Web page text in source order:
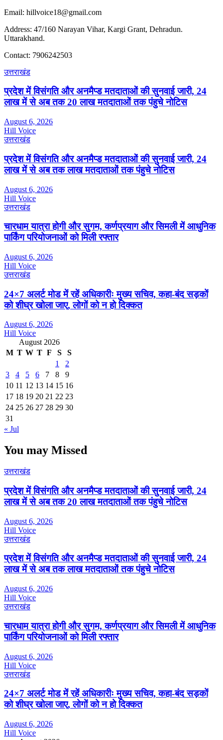
Email: hillvoice18@gmail.com
Address: 47/160 Narayan Vihar, Kargi Grant, Dehradun.
Uttarakhand.
Contact: 7906242503
उत्तराखंड
प्रदेश में विसंगति और अनमैप्ड मतदाताओं की सुनवाई जारी, 24
लाख में से अब तक 20 लाख मतदाताओं तक पंहुचे नोटिस
August 6, 2026
Hill Voice
उत्तराखंड
प्रदेश में विसंगति और अनमैप्ड मतदाताओं की सुनवाई जारी, 24
लाख में से अब तक लाख मतदाताओं तक पंहुचे नोटिस
August 6, 2026
Hill Voice
उत्तराखंड
चारधाम यात्रा होगी और सुगम, कर्णप्रयाग और सिमली में आधुनिक
पार्किंग परियोजनाओं को मिली रफ्तार
August 6, 2026
Hill Voice
उत्तराखंड
24×7 अलर्ट मोड में रहें अधिकारीः मुख्य सचिव, कहा-बंद सड़कों
को शीघ्र खोला जाए, लोगों को न हो दिक्कत
August 6, 2026
Hill Voice
August 2026
M T W T F S
S
1
2
3
4 5 6 7 8
9
10 11 12 13 14 15 16
17 18 19 20 21 22 23
24 25 26 27 28 29 30
31
« Jul
You may Missed
उत्तराखंड
प्रदेश में विसंगति और अनमैप्ड मतदाताओं की सुनवाई जारी, 24
लाख में से अब तक 20 लाख मतदाताओं तक पंहुचे नोटिस
August 6, 2026
Hill Voice
उत्तराखंड
प्रदेश में विसंगति और अनमैप्ड मतदाताओं की सुनवाई जारी, 24
लाख में से अब तक लाख मतदाताओं तक पंहुचे नोटिस
August 6, 2026
Hill Voice
उत्तराखंड
चारधाम यात्रा होगी और सुगम, कर्णप्रयाग और सिमली में आधुनिक
पार्किंग परियोजनाओं को मिली रफ्तार
August 6, 2026
Hill Voice
उत्तराखंड
24×7 अलर्ट मोड में रहें अधिकारीः मुख्य सचिव, कहा-बंद सड़कों
को शीघ्र खोला जाए, लोगों को न हो दिक्कत
August 6, 2026
Hill Voice